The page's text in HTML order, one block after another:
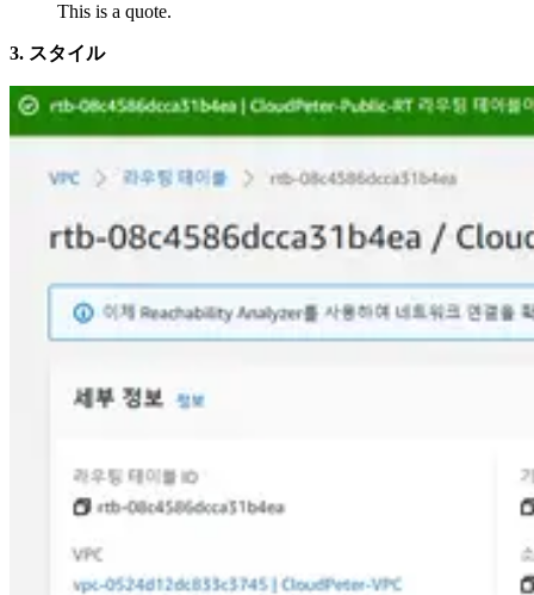
This is a quote.
3. スタイル